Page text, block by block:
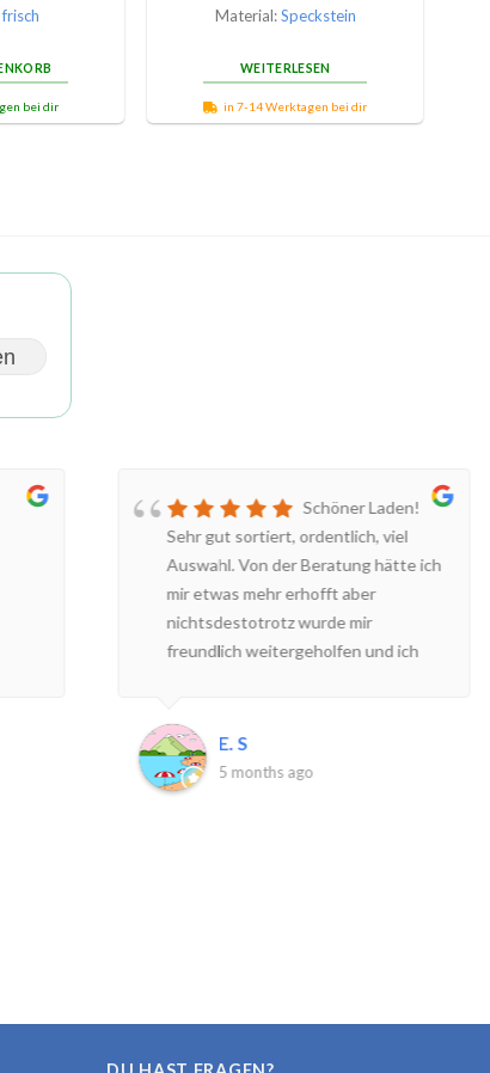
frisch
bei dir
Material:Speckstein
WEITERLESEN
in 7-14 Werktagen bei dir
Schöner Laden!
Sehr gut sortiert, ordentlich, viel
Auswahl. Von der Beratung hätte ich
mir etwas mehr erhofft aber
nichtsdestotrotz wurde mir
freundlich weitergeholfen und ich
wieder kommen.
E. S
5 months ago